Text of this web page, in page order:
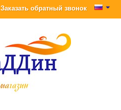
Заказать обратный звонок